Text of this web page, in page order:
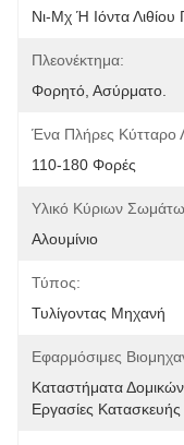
Νι-Μχ Ή Ιόντα Λιθίου
Πλεονέκτημα:
Φορητό, Ασύρματο.
Ένα Πλήρες Κύτταρο
110-180 Φορές
Υλικό Κύριων
Αλουμίνιο
Τύπος:
Τυλίγοντας Μηχανή
Εφαρμόσιμες
Καταστήματα
Εργασίες Κατασκευής